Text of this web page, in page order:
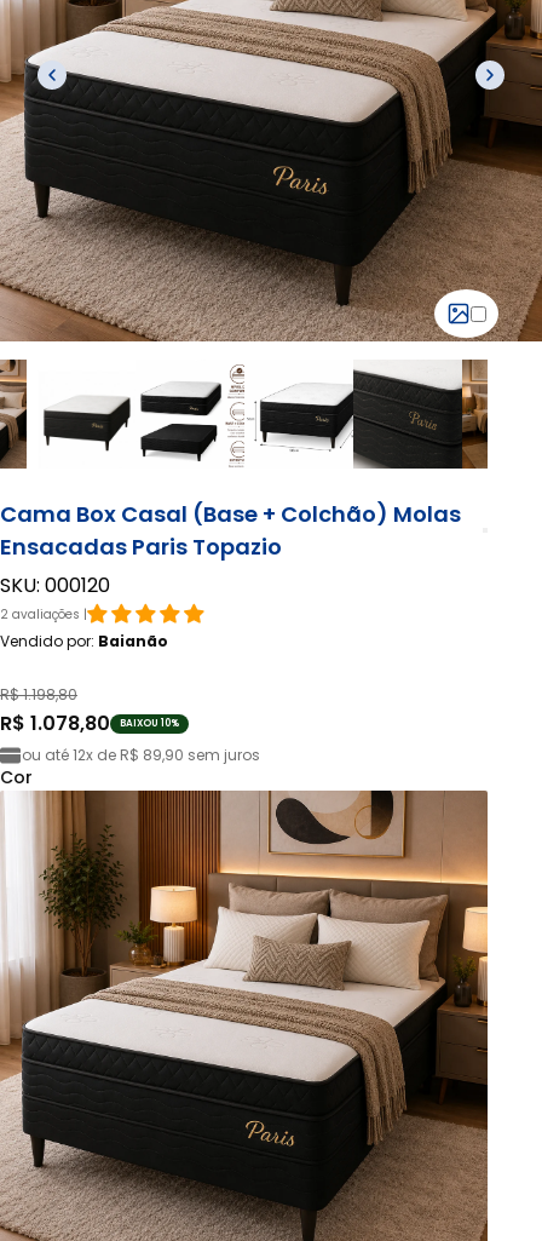
Cama Box Casal (Base + Colchão) Molas
Ensacadas Paris Topazio
SKU: 000120
2 avaliações |
Vendido por: Baianão
R$ 1.198,80
R$ 1.078,80 BAIXOU 10%
ou até12x de R$ 89,90 sem juros
Cor